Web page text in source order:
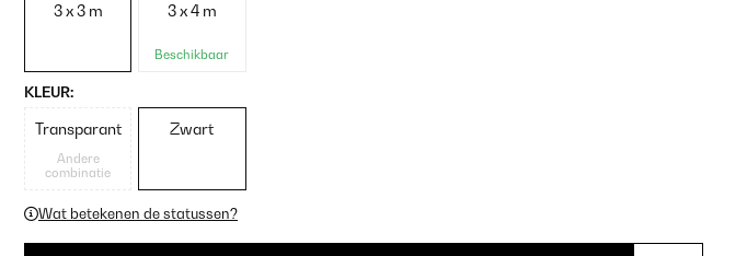
3 x 3 m 3 x 4 m
Beschikbaar
KLEUR:
Transparant
Andere
combinatie
Zwart
Wat betekenen de statussen?